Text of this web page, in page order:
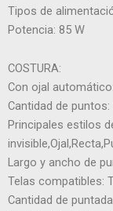
Tipos de
Potencia: 85 W
COSTURA:
Con ojal
Cantidad de puntos:
Principales estilos
Largo y ancho de
Telas compatibles:
Cantidad de